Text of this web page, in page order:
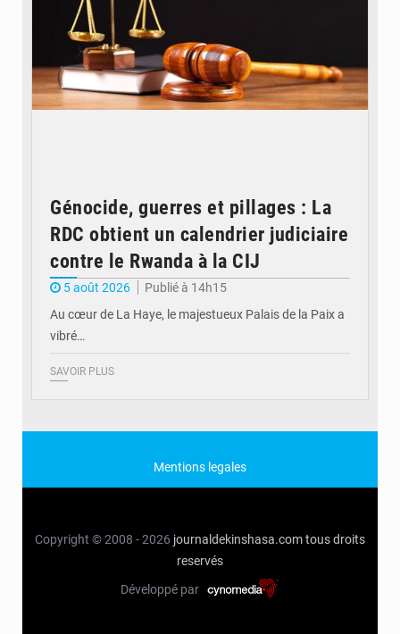
Génocide, guerres et pillages : La
RDC obtient un calendrier judiciaire
contre le Rwanda à la CIJ
5 août 2026
Publié à 14h15
Au cœur de La Haye, le majestueux Palais de la Paix a
vibré…
SAVOIR PLUS
Mentions legales
Copyright © 2008 - 2026 journaldekinshasa.comtous droits
reservés
Développé par